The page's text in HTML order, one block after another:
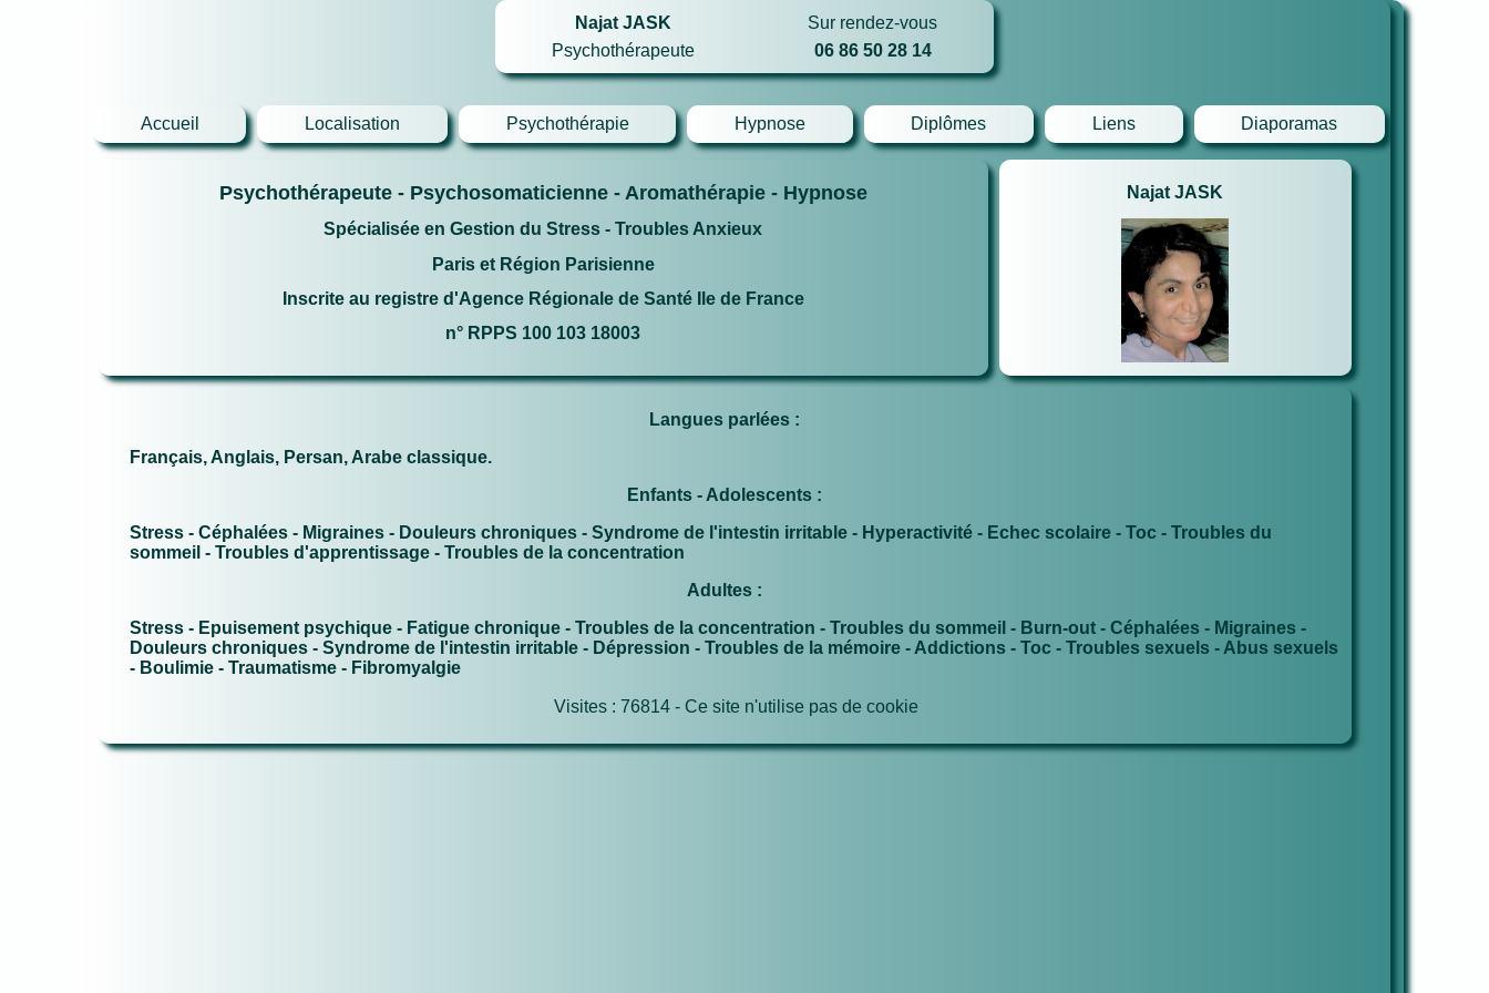
Najat JASK
Psychothérapeute
Sur rendez-vous
06 86 50 28 14
Accueil Localisation Psychothérapie Hypnose Diplômes Liens Diaporamas
Psychothérapeute - Psychosomaticienne - Aromathérapie - Hypnose
Spécialisée en Gestion du Stress - Troubles Anxieux
Paris et Région Parisienne
Inscrite au registre d'Agence Régionale de Santé Ile de France
n° RPPS 100 103 18003
Najat JASK
Langues parlées :
Français, Anglais, Persan, Arabe classique.
Enfants - Adolescents :
Stress - Céphalées - Migraines - Douleurs chroniques - Syndrome de l'intestin irritable - Hyperactivité - Echec scolaire - Toc - Troubles du
sommeil - Troubles d'apprentissage - Troubles de la concentration
Adultes :
Stress - Epuisement psychique - Fatigue chronique - Troubles de la concentration - Troubles du sommeil - Burn-out - Céphalées - Migraines -
Douleurs chroniques - Syndrome de l'intestin irritable - Dépression - Troubles de la mémoire - Addictions - Toc - Troubles sexuels - Abus sexuels
- Boulimie - Traumatisme - Fibromyalgie
Visites : 76814 - Ce site n'utilise pas de cookie